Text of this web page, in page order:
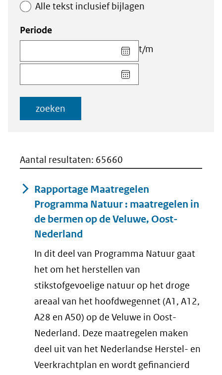
Alle tekst inclusief bijlagen
Periode
Kies
datum
voor
veld
t/m
Kies
datum
zoeken
Aantal resultaten: 65660
Rapportage Maatregelen
Programma Natuur : maatregelen in
de bermen op de Veluwe, Oost-
Nederland
In dit deel van Programma Natuur gaat
het om het herstellen van
stikstofgevoelige natuur op het droge
areaal van het hoofdwegennet (A1, A12,
A28 en A50) op de Veluwe in Oost-
Nederland. Deze maatregelen maken
deel uit van het Nederlandse Herstel- en
Veerkrachtplan en wordt gefinancierd